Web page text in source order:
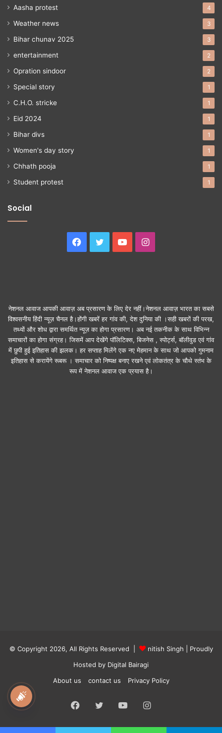
Aasha protest 4
Weather news 3
Bihar chunav 2025 3
entertainment 2
Opration sindoor 2
Special story 1
C.H.O. stricke 1
Eid 2024 1
Bihar divs 1
Women's day story 1
Chhath pooja 1
Student protest 1
Social
Facebook
Twitter YouTubeInstagram
नेशनल आवाज आपकी आवाज़ अब प्रसारण के लिए देर नहीं।नेशनल आवाज़ भारत का सबसे
विश्वसनीय हिंदी न्यूज़ चैनल है।होंगी खबरें हर गांव की, देश दुनिया की ।सही खबरों की परख,
तथ्यों और शोध द्वारा समर्थित न्यूज़ का होगा प्रसारण। अब नई तकनीक के साथ विभिन्न
समाचारों का होगा संग्रह। जिसमें आप देखेंगे पॉलिटिक्स, बिजनेस , स्पोर्ट्स, बॉलीवुड एवं गांव
में छुपी हुई इतिहास की झलक। हर सप्ताह मिलेंगे एक नए मेहमान के साथ जो आपको गुमनाम
इतिहास से करायेंगे रूबरू । समाचार को निष्पक्ष बनाए रखने एवं लोकतंत्र के चौथे स्तंभ के
रूप में नेशनल आवाज एक प्रयास है।
© Copyright 2026, All Rights Reserved | nitish Singh | Proudly
Hosted by Digital Bairagi
About us
contact us Privacy Policy
Facebook
Twitter YouTubeInstagram